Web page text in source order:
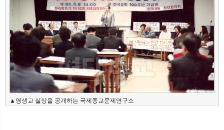
▲영생교 실상을 공개하는 국제종교문제연구소